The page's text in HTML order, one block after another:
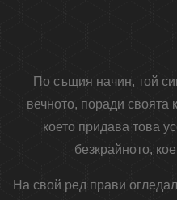
По същия начин, той
вечното, поради своята
което придава това
безкрайното,
На свой ред прави